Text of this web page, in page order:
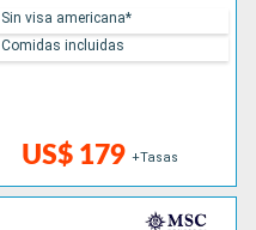
US$ 179 +Tasas
Sin visa americana*
Comidas incluidas